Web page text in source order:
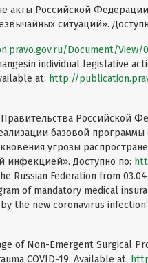
акты Российской
ситуаций».
Document/View/
individual legislative
at: http://
Российской
базовой
угрозы
инфекцией». Доступно по:
Russian Federation from
of mandatory medical
the new coronavirus
of Non-Emergent Surgical
COVID-19: Available at: